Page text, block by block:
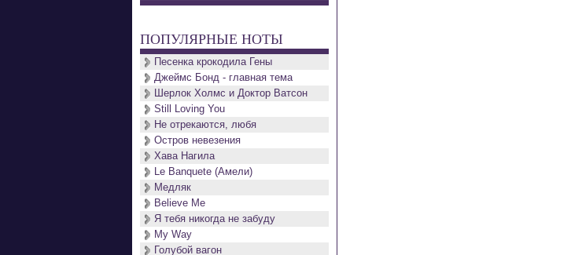
ПОПУЛЯРНЫЕ НОТЫ
Песенка крокодила Гены
Джеймс Бонд - главная тема
Шерлок Холмс и Доктор Ватсон
Still Loving You
Не отрекаются, любя
Остров невезения
Хава Нагила
Le Banquete (Амели)
Медляк
Believe Me
Я тебя никогда не забуду
My Way
Голубой вагон